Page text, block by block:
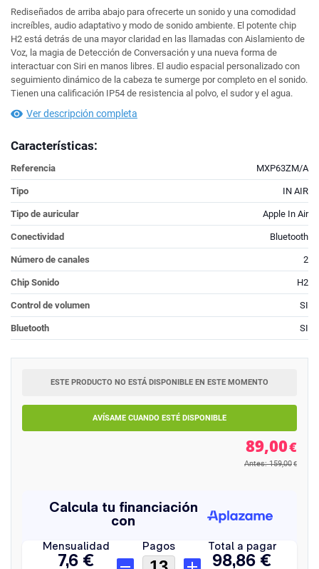
Rediseñados de arriba abajo para ofrecerte un sonido y una comodidad
increíbles, audio adaptativo y modo de sonido ambiente. El potente chip
H2 está detrás de una mayor claridad en las llamadas con Aislamiento de
Voz, la magia de Detección de Conversación y una nueva forma de
interactuar con Siri en manos libres. El audio espacial personalizado con
seguimiento dinámico de la cabeza te sumerge por completo en el sonido.
Tienen una calificación IP54 de resistencia al polvo, el sudor y el agua.
Ver descripción completa
Características:
Referencia MXP63ZM/A
Tipo IN AIR
Tipo de auricular Apple In Air
Conectividad Bluetooth
Número de canales 2
Chip Sonido H2
Control de volumen SI
Bluetooth SI
ESTE PRODUCTO NO ESTÁ DISPONIBLE EN ESTE MOMENTO
AVÍSAME CUANDO ESTÉ DISPONIBLE
89,00€
Antes: 159,00 €